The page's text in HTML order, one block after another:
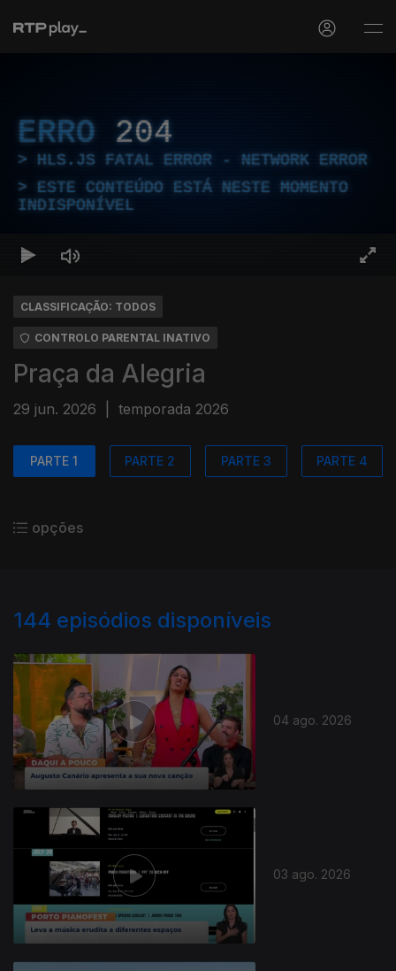
ERRO 204
HLS.JS FATAL ERROR - NETWORK ERROR
ESTE CONTEÚDO ESTÁ NESTE MOMENTO
INDISPONÍVEL
CLASSIFICAÇÃO: TODOS
CONTROLO PARENTAL INATIVO
Praça da Alegria
29 jun. 2026 temporada 2026
PARTE 1 PARTE 2 PARTE 3 PARTE 4
opções
144 episódios disponíveis
04 ago. 2026
03 ago. 2026